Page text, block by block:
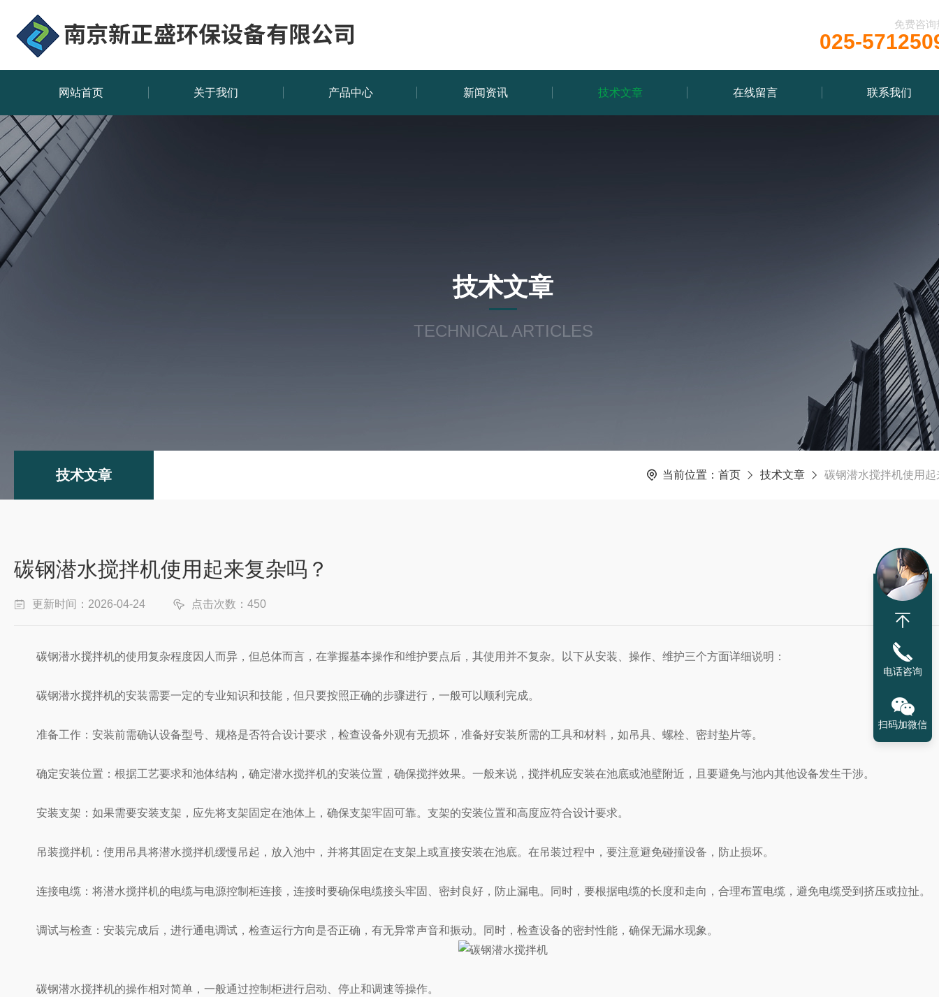
免费咨询
025-
网站首页 关于我们 产品中心 新闻资讯 技术文章 在线留言 联系我们
技术文章
TECHNICAL ARTICLES
技术文章 当前位置： 首页 技术文章 碳钢潜水搅拌机使用
碳钢潜水搅拌机使用起来复杂吗？
更新时间：2026-04-24 点击次数：450
碳钢潜水搅拌机的使用复杂程度因人而异，但总体而言，在掌握基本操作和维护要点后，其使用并不复杂。以下从安装、操作、维护三个方面详细说明：
碳钢潜水搅拌机的安装需要一定的专业知识和技能，但只要按照正确的步骤进行，一般可以顺利完成。
准备工作：安装前需确认设备型号、规格是否符合设计要求，检查设备外观有无损坏，准备好安装所需的工具和材料，如吊具、螺栓、密封垫片等。
确定安装位置：根据工艺要求和池体结构，确定潜水搅拌机的安装位置，确保搅拌效果。一般来说，搅拌机应安装在池底或池壁附近，且要避免与池内其他设备发生干涉。
安装支架：如果需要安装支架，应先将支架固定在池体上，确保支架牢固可靠。支架的安装位置和高度应符合设计要求。
吊装搅拌机：使用吊具将潜水搅拌机缓慢吊起，放入池中，并将其固定在支架上或直接安装在池底。在吊装过程中，要注意避免碰撞设备，防止损坏。
连接电缆：将潜水搅拌机的电缆与电源控制柜连接，连接时要确保电缆接头牢固、密封良好，防止漏电。同时，要根据电缆的长度和走向，合理布置电缆，避免电缆受到挤压或拉扯。
调试与检查：安装完成后，进行通电调试，检查运行方向是否正确，有无异常声音和振动。同时，检查设备的密封性能，确保无漏水现象。
碳钢潜水搅拌机的操作相对简单，一般通过控制柜进行启动、停止和调速等操作。
电话咨询
扫码加微信